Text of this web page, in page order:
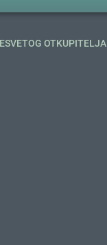
OTKUPITELJA